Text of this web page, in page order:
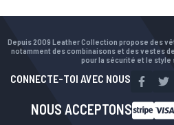
Depuis 2009 Leather Collection propose des
notamment des combinaisons et des vestes
pour la sécurité et le style
CONNECTE-TOI AVEC NOUS
NOUS ACCEPTONS